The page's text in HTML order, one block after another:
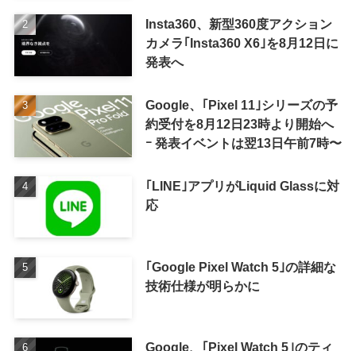
Insta360、新型360度アクション
カメラ｢Insta360 X6｣を8月12日に
発表へ
Google、｢Pixel 11｣シリーズの予
約受付を8月12日23時より開始へ
ｰ 発表イベントは翌13日午前7時〜
｢LINE｣アプリがLiquid Glassに対
応
｢Google Pixel Watch 5｣の詳細な
技術仕様が明らかに
Google、｢Pixel Watch 5｣のティ